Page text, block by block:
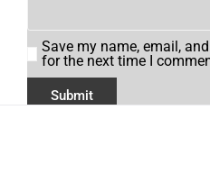
Save my name, email,
for the next time I